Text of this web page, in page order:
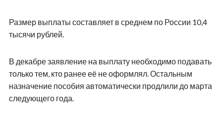
Размер выплаты составляет в среднем по России 10,4
тысячи рублей.
В декабре заявление на выплату необходимо подавать
только тем, кто ранее её не оформлял. Остальным
назначение пособия автоматически продлили до марта
следующего года.